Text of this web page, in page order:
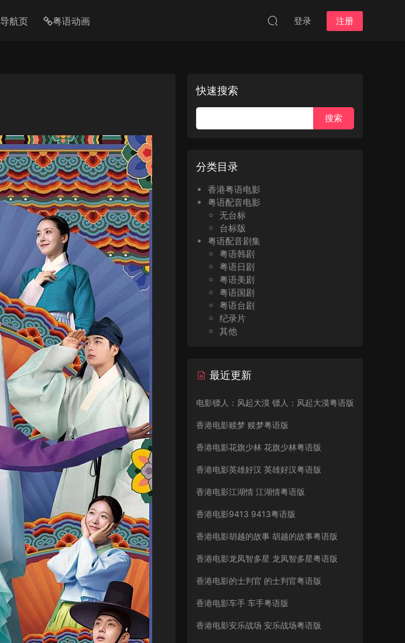
导航页 粤语动画 登录 注册
快速搜索
分类目录
香港粤语电影
粤语配音电影
无台标
台标版
粤语配音剧集
粤语韩剧
粤语日剧
粤语美剧
粤语国剧
粤语台剧
纪录片
其他
最近更新
电影镖人：风起大漠 镖人：风起大漠粤语版
香港电影赎梦 赎梦粤语版
香港电影花旗少林 花旗少林粤语版
香港电影英雄好汉 英雄好汉粤语版
香港电影江湖情 江湖情粤语版
香港电影9413 9413粤语版
香港电影胡越的故事 胡越的故事粤语版
香港电影龙凤智多星 龙凤智多星粤语版
香港电影的士判官 的士判官粤语版
香港电影车手 车手粤语版
香港电影安乐战场 安乐战场粤语版